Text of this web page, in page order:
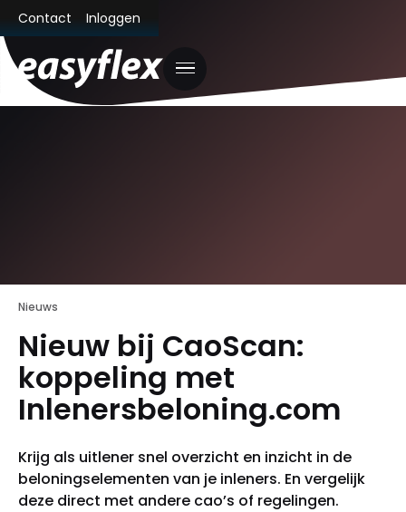
Contact Inloggen
Nieuws
Nieuw bij CaoScan:
koppeling met
Inlenersbeloning.com
Krijg als uitlener snel overzicht en inzicht in de
beloningselementen van je inleners. En vergelijk
deze direct met andere cao’s of regelingen.